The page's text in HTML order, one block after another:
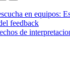
en equipos:
feedback
de